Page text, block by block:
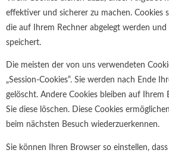
effektiver und sicherer zu machen. Cookies
die auf Ihrem Rechner abgelegt werden
speichert.
Die meisten der von uns verwendeten
„Session-Cookies“. Sie werden nach Ende
gelöscht. Andere Cookies bleiben auf Ihrem
Sie diese löschen. Diese Cookies
beim nächsten Besuch wiederzuerkennen.
Sie können Ihren Browser so einstellen,